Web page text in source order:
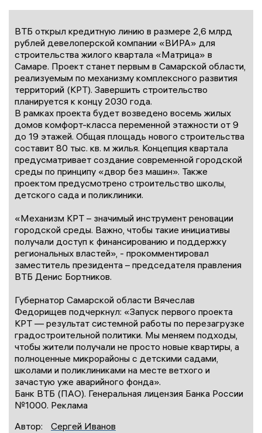
ВТБ открыл кредитную линию в размере 2,6 млрд
рублей девелоперской компании «ВИРА» для
строительства жилого квартала «Матрица» в
Самаре. Проект станет первым в Самарской области,
реализуемым по механизму комплексного развития
территорий (КРТ). Завершить строительство
планируется к концу 2030 года.
В рамках проекта будет возведено восемь жилых
домов комфорт-класса переменной этажности от 9
до 19 этажей. Общая площадь нового строительства
составит 80 тыс. кв. м жилья. Концепция квартала
предусматривает создание современной городской
среды по принципу «двор без машин». Также
проектом предусмотрено строительство школы,
детского сада и поликлиники.
«Механизм КРТ – значимый инструмент реновации
городской среды. Важно, чтобы такие инициативы
получали доступ к финансированию и поддержку
региональных властей», - прокомментировал
заместитель президента – председателя правления
ВТБ Денис Бортников.
Губернатор Самарской области Вячеслав
Федорищев подчеркнул: «Запуск первого проекта
КРТ — результат системной работы по перезагрузке
градостроительной политики. Мы меняем подходы,
чтобы жители получали не просто новые квартиры, а
полноценные микрорайоны с детскими садами,
школами и поликлиниками на месте ветхого и
зачастую уже аварийного фонда».
Банк ВТБ (ПАО). Генеральная лицензия Банка России
№1000. Реклама
Автор:
Сергей Иванов